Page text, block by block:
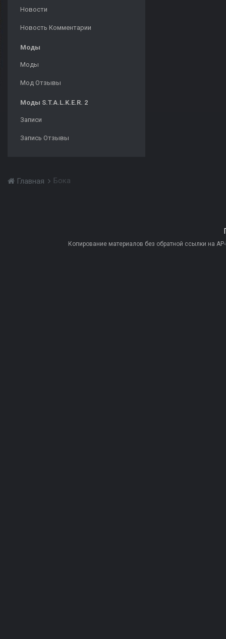
Новости
Новость Комментарии
Моды
Моды
Мод Отзывы
Моды S.T.A.L.K.E.R. 2
Записи
Запись Отзывы
Главная Бока
Копирование материалов без обратной ссылки на